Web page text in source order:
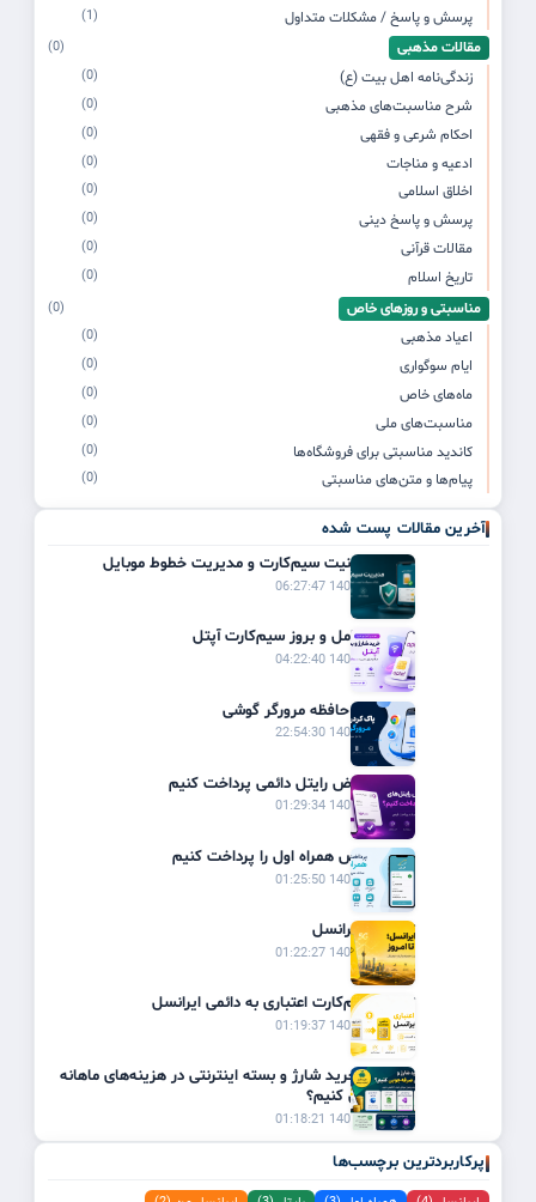
پرسش و پاسخ / مشکلات متداول (1)
مقالات مذهبی (0)
زندگی‌نامه اهل بیت (ع) (0)
شرح مناسبت‌های مذهبی (0)
احکام شرعی و فقهی (0)
ادعیه و مناجات (0)
اخلاق اسلامی (0)
پرسش و پاسخ دینی (0)
مقالات قرآنی (0)
تاریخ اسلام (0)
مناسبتی و روزهای خاص (0)
اعیاد مذهبی (0)
ایام سوگواری (0)
ماه‌های خاص (0)
مناسبت‌های ملی (0)
کاندید مناسبتی برای فروشگاه‌ها (0)
پیام‌ها و متن‌های مناسبتی (0)
آخرین مقالات پست شده
راهنمای امنیت سیم‌کارت و مدیریت خطوط موبایل
1405/03/21 06:27:47
راهنمای کامل و بروز سیم‌کارت آپتل
1405/03/20 04:22:40
پاک کردن حافظه مرورگر گوشی
1405/03/19 22:54:30
چگونه قبوض رایتل دائمی پرداخت کنیم
1405/02/31 01:29:34
چگونه قبض همراه اول را پرداخت کنیم
1405/02/31 01:25:50
تاریخچه ایرانسل
1405/02/31 01:22:27
تبدیل سیم‌کارت اعتباری به دائمی ایرانسل
1405/02/31 01:19:37
چگونه با خرید شارژ و بسته اینترنتی در هزینه‌های ماهانه
صرفه‌جویی کنیم؟
1405/02/31 01:18:21
پرکاربردترین برچسب‌ها